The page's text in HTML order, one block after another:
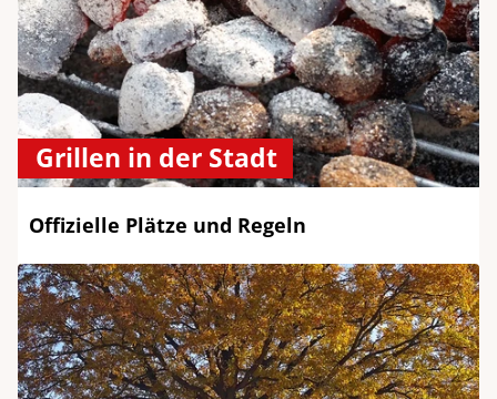
Grillen in der Stadt
Offizielle Plätze und Regeln